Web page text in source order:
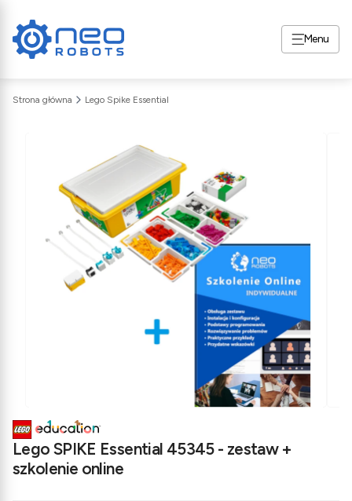
Menu
Strona główna Lego Spike Essential
Lego SPIKE Essential 45345 - zestaw +
szkolenie online